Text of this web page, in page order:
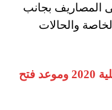
إلى خصم 50 % على المصاريف بجانب
والحالات
طريقة التقديم في الجامعات الأهلية 2020 وموعد فتح